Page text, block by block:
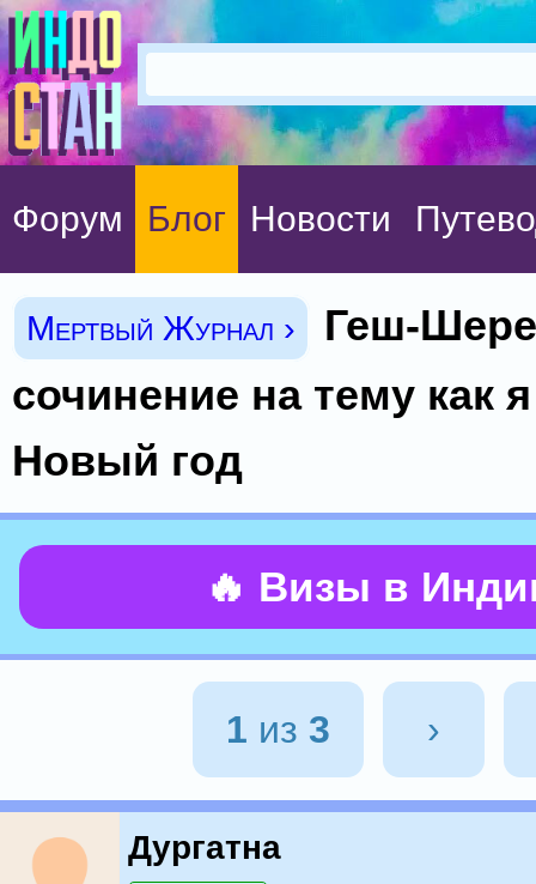
Форум Блог Новости
Мертвый Журнал ›
Геш-
сочинение на тему как
Новый год
🔥 Визы в
1 из 3 ›
Дургатна